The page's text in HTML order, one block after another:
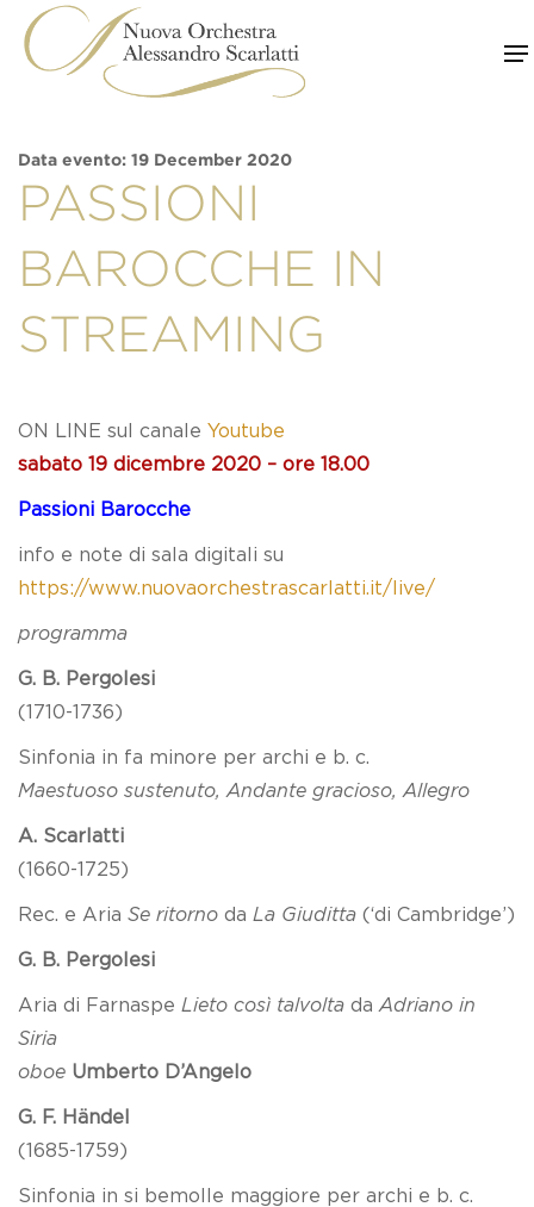
content
Data evento: 19 December 2020
PASSIONI
BAROCCHE IN
STREAMING
ON LINE sul canale Youtube
sabato 19 dicembre 2020 – ore 18.00
Passioni Barocche
info e note di sala digitali su
https://www.nuovaorchestrascarlatti.it/live/
programma
G. B. Pergolesi
(1710-1736)
Sinfonia in fa minore per archi e b. c.
Maestuoso sustenuto, Andante gracioso, Allegro
A. Scarlatti
(1660-1725)
Rec. e Aria Se ritorno da La Giuditta (‘di Cambridge’)
G. B. Pergolesi
Aria di Farnaspe Lieto così talvolta da Adriano in
Siria
oboe Umberto D’Angelo
G. F. Händel
(1685-1759)
Sinfonia in si bemolle maggiore per archi e b. c.